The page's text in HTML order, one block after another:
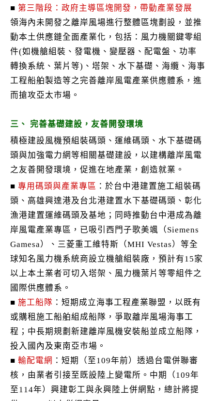
■ 第三階段：政府主導區塊開發，帶動產業發展
領海內未開發之離岸風場進行整體區塊劃設，並推
動本土供應鏈全面產業化，包括：風力機關鍵零組
件(如機艙組裝、發電機、變壓器、配電盤、功率
轉換系統、葉片等)、塔架、水下基礎、海纜、海事
工程船舶製造等之完善離岸風電產業供應體系，進
而搶攻亞太市場。
三、 完善基礎建設，友善開發環境
積極建設風機預組裝碼頭、運維碼頭、水下基礎碼
頭與加強電力網等相關基礎建設，以建構離岸風電
之友善開發環境，促進在地產業，創造就業。
■專用碼頭與產業專區 ：於台中港建置施工組裝碼
頭、高雄興達港及台北港建置水下基礎碼頭、彰化
漁港建置運維碼頭及基地；同時推動台中港成為離
岸風電產業專區，已吸引西門子歌美颯（Siemens
Gamesa）、三菱重工維特斯（MHI Vestas）等全
球知名風力機系統商設立機艙組裝廠，預計有15家
以上本土業者可切入塔架、風力機葉片等零組件之
國際供應體系。
■ 施工船隊 ：短期成立海事工程產業聯盟，以既有
或購租施工船舶組成船隊，爭取離岸風場海事工
程；中長期規劃新建離岸風機安裝船並成立船隊，
投入國內及東南亞市場。
■ 輸配電網 ：短期（至109年前）透過台電併聯審
核，由業者引接至既設陸上變電所。中期（109年
至114年）興建彰工與永興陸上併網點，總計將提